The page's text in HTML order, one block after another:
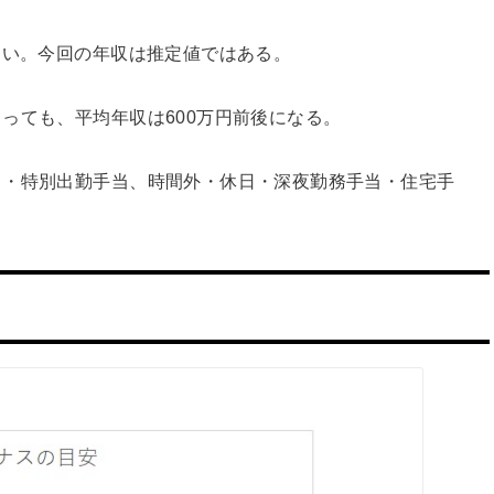
。今回の年収は推定値ではある。
ても、平均年収は600万円前後になる。
特別出勤手当、時間外・休日・深夜勤務手当・住宅手